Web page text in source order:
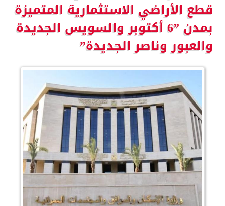
قطع الأراضي الاستثمارية المتميزة
بمدن ”6 أكتوبر والسويس الجديدة
والعبور وناصر الجديدة”